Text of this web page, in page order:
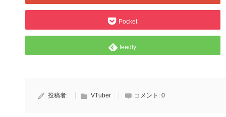
Pocket
feedly
投稿者: VTuber コメント: 0